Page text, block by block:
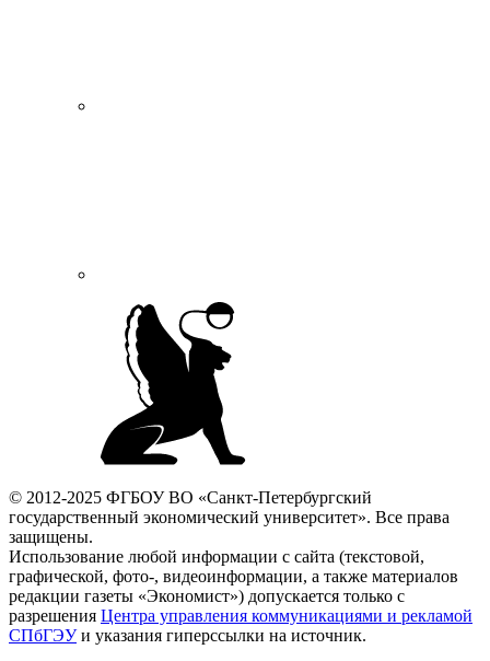
© 2012-2025 ФГБОУ ВО «Санкт-Петербургский
государственный экономический университет». Все права
защищены.
Использование любой информации с сайта (текстовой,
графической, фото-, видеоинформации, а также материалов
редакции газеты «Экономист») допускается только с
разрешения Центра управления коммуникациями и рекламой
СПбГЭУи указания гиперссылки на источник.